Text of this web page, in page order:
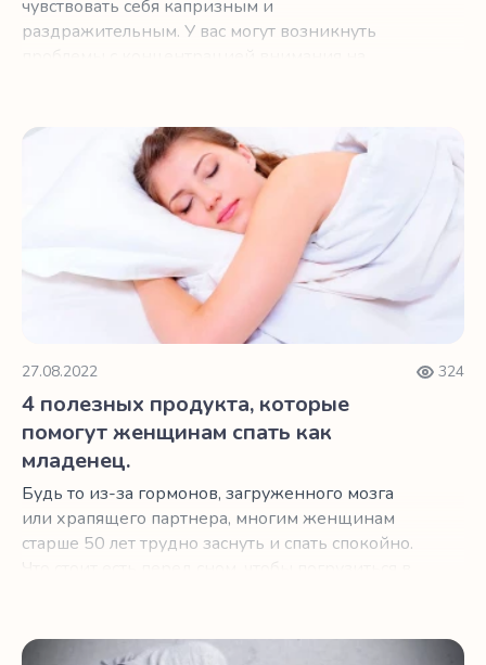
чувствовать себя капризным и
раздражительным. У вас могут возникнуть
4 полезных продукта, которые помогут женщинам
27.08.2022 324
4 полезных продукта, которые
помогут женщинам спать как
младенец.
Будь то из-за гормонов, загруженного мозга
или храпящего партнера, многим женщинам
старше 50 лет трудно заснуть и спать спокойно.
6 продуктов, которые мешают крепкому сну в пожилом